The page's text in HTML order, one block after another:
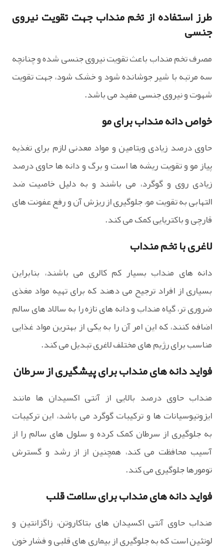
طرز استفاده از تخم منداب جهت تقویت نیروی
جنسی
مصرف تخم منداب باعث تقویت نیروی جنسی شده و چنانچه
سه مرتبه با شیر جوشانده شود و خشک شود، جهت تقویت
شهوت و نیروی جنسی مفید مى باشد.
خواص دانه منداب برای مو
حاوی درصد زیادی ویتامین و مواد معدنی لازم برای تغذیه
پیاز مو و تقویت ریشه ها است و برگ و دانه ها حاوی درصد
زیادی روی و گوگرد، می باشند و به دلیل خاصیت ضد
التهابی به تقویت مو، جلوگیری از ریزش آن و رفع عفونت های
قارچی و باکتریایی کمک می کند.
لاغری با تخم منداب
دانه های منداب بسیار کم کالری می باشند، بنابراین
بسیاری از افراد ترجیح می دهند که برای تهیه مواد مغذی
ضروری تر، گیاه منداب و دانه های تازه را به سالاد های سالم
اضافه کنند، که این امر آن را به یکی از بهترین مواد غذایی
مناسب برای رژیم های مختلف لاغری تبدیل می کند.
فواید دانه های منداب برای پیشگیری از سرطان
منداب حاوی درصد بالایی از آنتی اکسیدان ها مانند
ایزوتیوسیانات ها و ترکیبات گوگرد می باشد، این ترکیبات
به جلوگیری از سرطان کمک کرده و سلول های سالم را از
آسیب محافظت می کند، همچنین از از رشد و گسترش
تومورها جلوگیری می کند.
فواید دانه های منداب برای سلامت قلب
منداب حاوی آنتی اکسیدان های بتاکاروتن، زاگزانتین و
لوتئین است که به جلوگیری از بیماری های قلبی و فشار خون